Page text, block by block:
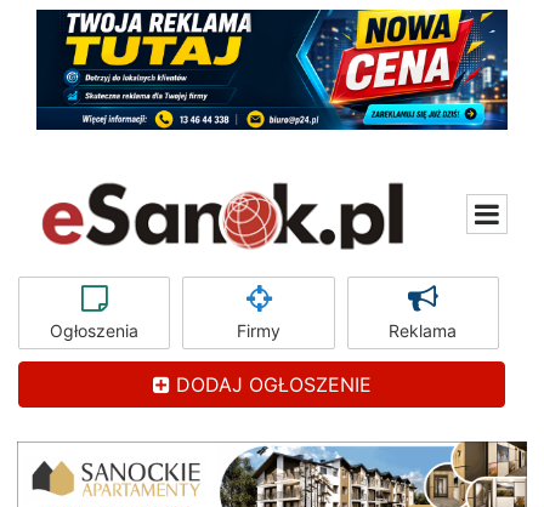
Ogłoszenia Firmy Reklama
DODAJ OGŁOSZENIE